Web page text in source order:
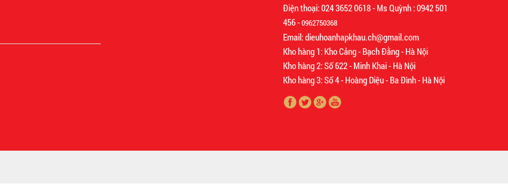
Điện thoại: 024 3652 0618 - Ms Quỳnh : 0942 501
456 -0962750368
Email: dieuhoanhapkhau.ch@gmail.com
Kho hàng 1: Kho Cảng - Bạch Đằng - Hà Nội
Kho hàng 2: Số 622 - Minh Khai - Hà Nội
Kho hàng 3: Số 4 - Hoàng Diệu - Ba Đình - Hà Nội